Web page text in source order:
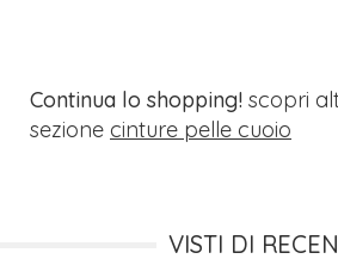
Continua lo shopping! scopri
sezione cinture pelle cuoio
VISTI DI